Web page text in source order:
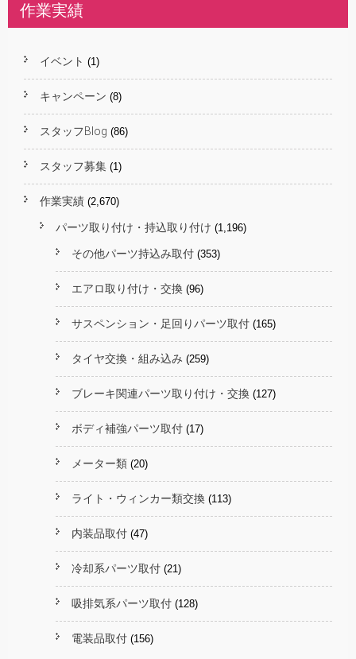
作業実績
イベント (1)
キャンペーン (8)
スタッフBlog (86)
スタッフ募集 (1)
作業実績 (2,670)
パーツ取り付け・持込取り付け (1,196)
その他パーツ持込み取付 (353)
エアロ取り付け・交換 (96)
サスペンション・足回りパーツ取付 (165)
タイヤ交換・組み込み (259)
ブレーキ関連パーツ取り付け・交換 (127)
ボディ補強パーツ取付 (17)
メーター類 (20)
ライト・ウィンカー類交換 (113)
内装品取付 (47)
冷却系パーツ取付 (21)
吸排気系パーツ取付 (128)
電装品取付 (156)